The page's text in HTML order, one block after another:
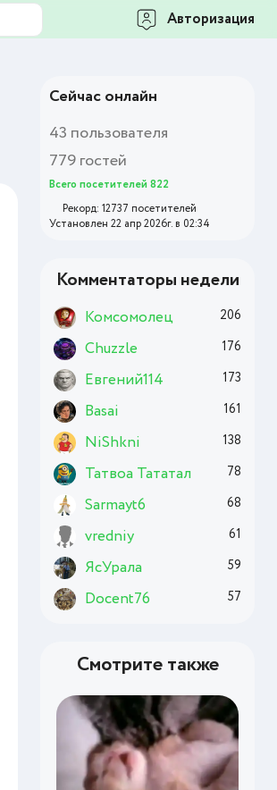
Авторизация
Сейчас онлайн
43 пользователя
779 гостей
Всего посетителей 822
Рекорд: 12737 посетителей
Установлен 22 апр 2026г. в 02:34
Комментаторы недели
Комсомолец 206
Chuzzle 176
Евгений114 173
Basai 161
NiShkni 138
Татвоа Тататал 78
Sarmayt6 68
vredniy 61
ЯсУрала 59
Docent76 57
Смотрите также